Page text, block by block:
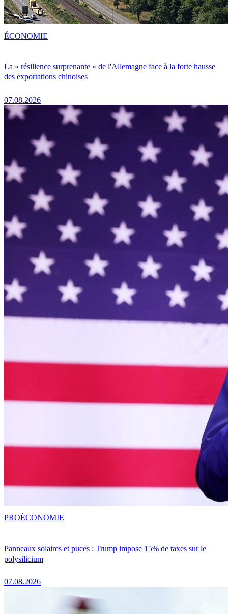
La « résilience surprenante » de l'Allemagne face à la forte hausse
des exportations chinoises
07.08.2026
ÉCONOMIE
Panneaux solaires et puces : Trump impose 15% de taxes sur le
polysilicium
07.08.2026
PROÉCONOMIE